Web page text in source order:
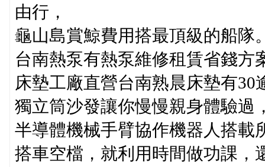
由行，
龜山島賞鯨費用搭最頂級的船隊
台南熱泵有熱泵維修租賃省錢方
床墊工廠直營台南熟晨床墊有30
獨立筒沙發讓你慢慢親身體驗過
半導體機械手臂協作機器人搭載
搭車空檔，就利用時間做功課，